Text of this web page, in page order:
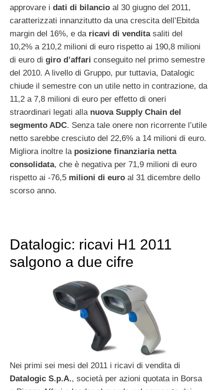
approvare i dati di bilancio al 30 giugno del 2011,
caratterizzati innanzitutto da una crescita dell’Ebitda
margin del 16%, e da ricavi di venditasaliti del
10,2% a 210,2 milioni di euro rispetto ai 190,8 milioni
di euro di giro d’affari conseguito nel primo semestre
del 2010. A livello di Gruppo, pur tuttavia, Datalogic
chiude il semestre con un utile netto in contrazione, da
11,2 a 7,8 milioni di euro per effetto di oneri
straordinari legati alla nuova Supply Chain del
segmento ADC. Senza tale onere non ricorrente l’utile
netto sarebbe cresciuto del 22,6% a 14 milioni di euro.
Migliora inoltre la posizione finanziaria netta
consolidata, che è negativa per 71,9 milioni di euro
rispetto ai -76,5 milioni di euro al 31 dicembre dello
scorso anno.
Datalogic: ricavi H1 2011
salgono a due cifre
Nei primi sei mesi del 2011 i ricavi di vendita di
Datalogic S.p.A., società per azioni quotata in Borsa